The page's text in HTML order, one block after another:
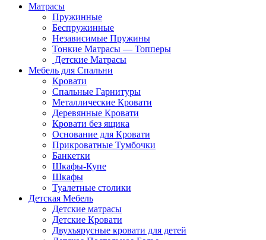
Матрасы
Пружинные
Беспружинные
Независимые Пружины
Тонкие Матрасы — Топперы
Детские Матрасы
Мебель для Спальни
Кровати
Спальные Гарнитуры
Металлические Кровати
Деревянные Кровати
Кровати без ящика
Основание для Кровати
Прикроватные Тумбочки
Банкетки
Шкафы-Купе
Шкафы
Туалетные столики
Детская Мебель
Детские матрасы
Детские Кровати
Двухъярусные кровати для детей